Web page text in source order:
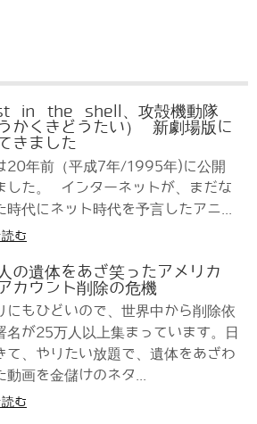
in the shell、攻殻機動隊
うかくきどうたい） 新劇場版に
きました
20年前（平成7年/1995年)に公開
した。 インターネットが、まだな
時代にネット時代を予言したアニ...
む
の遺体をあざ笑ったアメリカ
カウント削除の危機
にもひどいので、世界中から削除依
名が25万人以上集まっています。日
て、やりたい放題で、遺体をあざわ
動画を金儲けのネタ...
む